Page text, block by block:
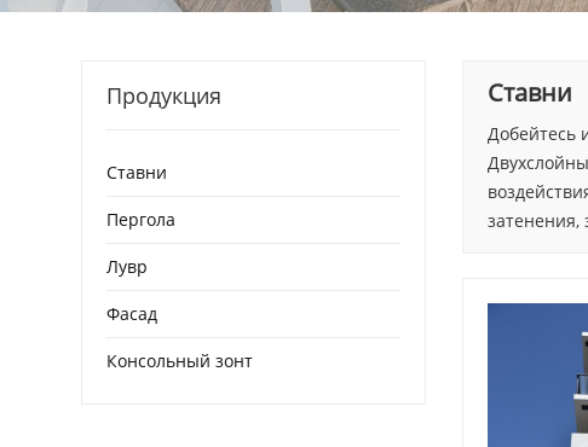
Ставни
Добейтесь
Продукция
Ставни
Пергола
Лувр
Фасад
Консольный зонт